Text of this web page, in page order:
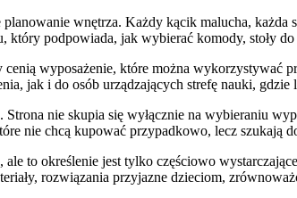
wnętrza. Każdy kącik malucha,
podpowiada, jak wybierać komody, stoły
wyposażenie, które można wykorzystywać
jak i do osób urządzających strefę nauki,
Strona nie skupia się wyłącznie na wybieraniu
nie chcą kupować przypadkowo, lecz szukają
to określenie jest tylko częściowo
rozwiązania przyjazne dzieciom,